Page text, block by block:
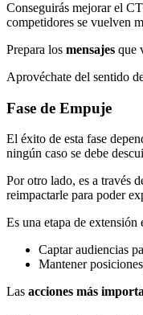
Conseguirás mejorar el
competidores se vuelven
Prepara los mensajes que
Aprovéchate del sentido
Fase de Empuje
El éxito de esta fase
ningún caso se debe
Por otro lado, es a través
reimpactarle para poder
Es una etapa de extensión
Captar audiencias
Mantener
Las acciones más